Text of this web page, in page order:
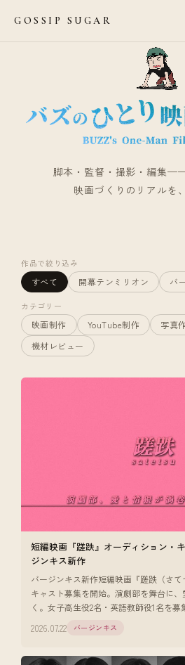
GOSSIP SUGAR
脚本・監督・撮影・編集——
映画づくりのリアルを
作品で絞り込み
すべて 開幕テンミリオン バ
カテゴリー
映画制作 YouTube制作 写真
機材レビュー
短編映画『蹉跌』オーディション・
ジンキス新作
バージンキス新作短編映画『蹉跌（さて
キャスト募集を開始。演劇部を舞台に
く。女子高生役2名・英語教師役1名を募
2026.07.22 バージンキス